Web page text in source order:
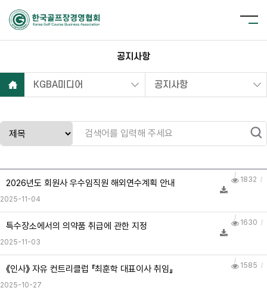
공지사항
KGBA미디어 공지사항
2026년도 회원사 우수임직원 해외연수계획 안내
2025-11-04
1832
특수장소에서의 의약품 취급에 관한 지정
2025-11-03
1630
《인사》 자유 컨트리클럽 『최훈학 대표이사 취임』
2025-10-27
1585